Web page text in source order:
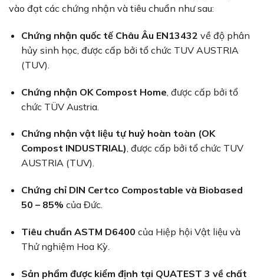
vào đạt các chứng nhận và tiêu chuẩn như sau:
Chứng nhận quốc tế Châu Âu EN13432 về độ phân
hủy sinh học, được cấp bởi tổ chức TUV AUSTRIA
(TUV).
Chứng nhận OK Compost Home , được cấp bởi tổ
chức TÜV Austria.
Chứng nhận vật liệu tự huỷ hoàn toàn (OK
Compost INDUSTRIAL), được cấp bởi tổ chức TUV
AUSTRIA (TUV).
Chứng chỉ DIN Certco Compostable và Biobased
50 – 85% của Đức.
Tiêu chuẩn ASTM D6400 của Hiệp hội Vật liệu và
Thử nghiệm Hoa Kỳ.
Sản phẩm được kiểm định tại QUATEST 3 về chất